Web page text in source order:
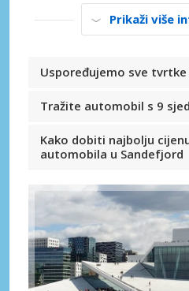
Prikaži više
Uspoređujemo sve
Tražite automobil s 9
Kako dobiti najbolju
automobila u Sandefjord